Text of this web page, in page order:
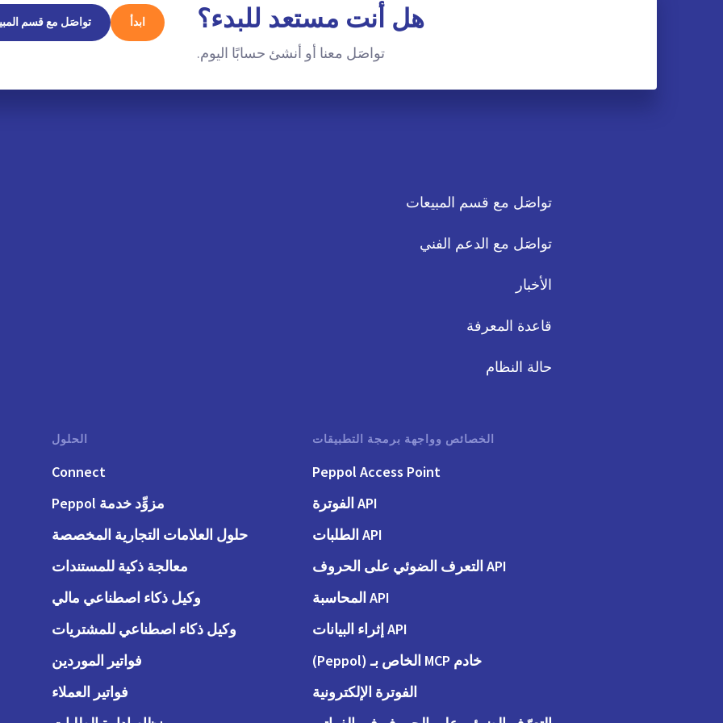
هل أنت مستعد للبدء؟
تواصَل معنا أو أنشئ حسابًا اليوم.
ابدأ تواصَل مع قسم
تواصَل مع قسم المبيعات
تواصَل مع الدعم الفني
الأخبار
قاعدة المعرفة
حالة النظام
الخصائص وواجهة برمجة التطبيقات
Peppol Access Point
API الفوترة
API الطلبات
API التعرف الضوئي على الحروف
API المحاسبة
API إثراء البيانات
خادم MCP الخاص بـ (Peppol)
الفوترة الإلكترونية
الحلول
Connect
مزوِّد خدمة Peppol
حلول العلامات التجارية المخصصة
معالجة ذكية للمستندات
وكيل ذكاء اصطناعي مالي
وكيل ذكاء اصطناعي للمشتريات
فواتير الموردين
فواتير العملاء